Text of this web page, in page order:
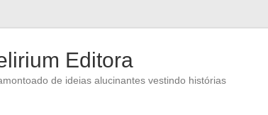
Editora
de ideias alucinantes vestindo histórias